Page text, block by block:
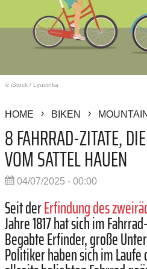
© iStock / Lyudinka
HOME BIKEN
8 FAHRRAD-ZITATE,
VOM SATTEL HAUEN
04/07/2025 - 00:00
Seit derErfindung des
Jahre 1817 hat sich im
Begabte Erfinder, große
Politiker haben sich im